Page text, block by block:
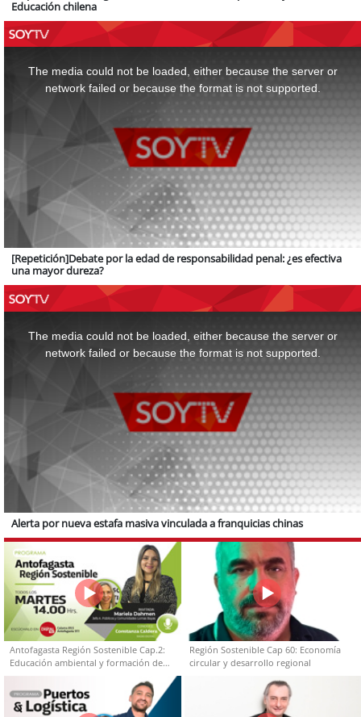
Educación chilena
The media could not be loaded, either because the server or
network failed or because the format is not supported.
[Repetición]Debate por la edad de responsabilidad penal: ¿es efectiva
una mayor dureza?
The media could not be loaded, either because the server or
network failed or because the format is not supported.
Alerta por nueva estafa masiva vinculada a franquicias chinas
Antofagasta Región Sostenible Cap.2:
Educación ambiental y formación de
capacidades técnicas
Región Sostenible Cap 60: Economía
circular y desarrollo regional